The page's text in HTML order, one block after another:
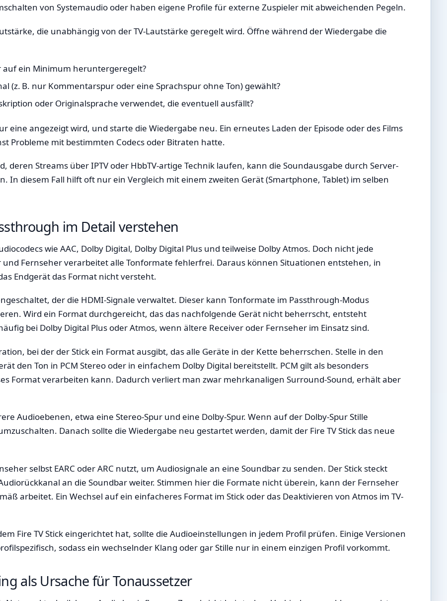
von Systemaudio oder haben eigene Profile für externe Zuspieler mit abweichenden Pegeln.
die unabhängig von der TV-Lautstärke geregelt wird. Öffne während der Wiedergabe die
auf ein Minimum heruntergeregelt?
(z. B. nur Kommentarspur oder eine Sprachspur ohne Ton) gewählt?
oder Originalsprache verwendet, die eventuell ausfällt?
eine angezeigt wird, und starte die Wiedergabe neu. Ein erneutes Laden der Episode oder des Films
Probleme mit bestimmten Codecs oder Bitraten hatte.
deren Streams über IPTV oder HbbTV-artige Technik laufen, kann die Soundausgabe durch Server-
In diesem Fall hilft oft nur ein Vergleich mit einem zweiten Gerät (Smartphone, Tablet) im selben
im Detail verstehen
wie AAC, Dolby Digital, Dolby Digital Plus und teilweise Dolby Atmos. Doch nicht jede
und Fernseher verarbeitet alle Tonformate fehlerfrei. Daraus können Situationen entstehen, in
Endgerät das Format nicht versteht.
der die HDMI-Signale verwaltet. Dieser kann Tonformate im Passthrough-Modus
Wird ein Format durchgereicht, das das nachfolgende Gerät nicht beherrscht, entsteht
bei Dolby Digital Plus oder Atmos, wenn ältere Receiver oder Fernseher im Einsatz sind.
bei der der Stick ein Format ausgibt, das alle Geräte in der Kette beherrschen. Stelle in den
den Ton in PCM Stereo oder in einfachem Dolby Digital bereitstellt. PCM gilt als besonders
Format verarbeiten kann. Dadurch verliert man zwar mehrkanaligen Surround-Sound, erhält aber
Audioebenen, etwa eine Stereo-Spur und eine Dolby-Spur. Wenn auf der Dolby-Spur Stille
Danach sollte die Wiedergabe neu gestartet werden, damit der Fire TV Stick das neue
selbst EARC oder ARC nutzt, um Audiosignale an eine Soundbar zu senden. Der Stick steckt
an die Soundbar weiter. Stimmen hier die Formate nicht überein, kann der Fernseher
arbeitet. Ein Wechsel auf ein einfacheres Format im Stick oder das Deaktivieren von Atmos im TV-
Fire TV Stick eingerichtet hat, sollte die Audioeinstellungen in jedem Profil prüfen. Einige Versionen
sodass ein wechselnder Klang oder gar Stille nur in einem einzigen Profil vorkommt.
als Ursache für Tonaussetzer